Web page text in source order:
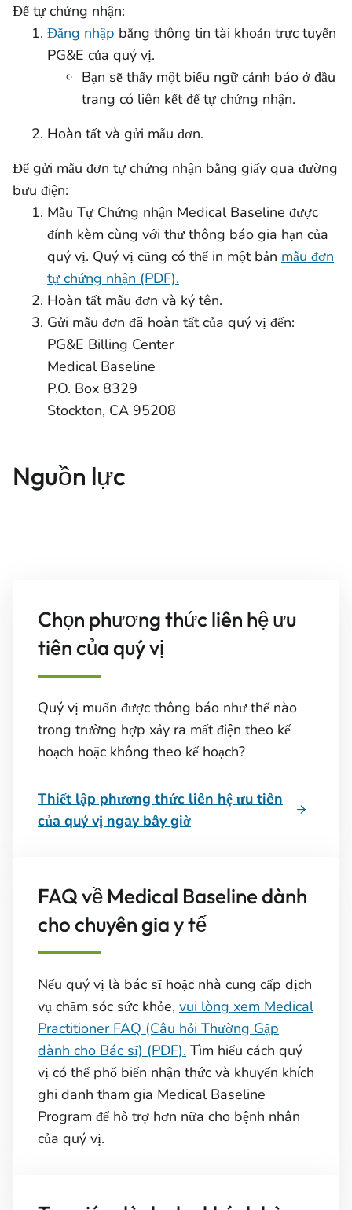
Để tự chứng nhận:
Đăng nhập bằng thông tin tài khoản trực tuyến
PG&E của quý vị.
Bạn sẽ thấy một biểu ngữ cảnh báo ở đầu
trang có liên kết để tự chứng nhận.
Hoàn tất và gửi mẫu đơn.
Để gửi mẫu đơn tự chứng nhận bằng giấy qua đường
bưu điện:
Mẫu Tự Chứng nhận Medical Baseline được
đính kèm cùng với thư thông báo gia hạn của
quý vị. Quý vị cũng có thể in một bản mẫu đơn
tự chứng nhận (PDF).
Hoàn tất mẫu đơn và ký tên.
Gửi mẫu đơn đã hoàn tất của quý vị đến:
PG&E Billing Center
Medical Baseline
P.O. Box 8329
Stockton, CA 95208
Nguồn lực
Chọn phương thức liên hệ ưu
tiên của quý vị
Quý vị muốn được thông báo như thế nào
trong trường hợp xảy ra mất điện theo kế
hoạch hoặc không theo kế hoạch?
Thiết lập phương thức liên hệ ưu tiên
của quý vị ngay bây giờ
FAQ về Medical Baseline dành
cho chuyên gia y tế
Nếu quý vị là bác sĩ hoặc nhà cung cấp dịch
vụ chăm sóc sức khỏe, vui lòng xem Medical
Practitioner FAQ (Câu hỏi Thường Gặp
dành cho Bác sĩ) (PDF). Tìm hiểu cách quý
vị có thể phổ biến nhận thức và khuyến khích
ghi danh tham gia Medical Baseline
Program để hỗ trợ hơn nữa cho bệnh nhân
của quý vị.